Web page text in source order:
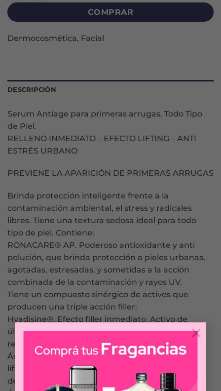
×
COMPRAR
Dermocosmética, Facial
DESCRIPCIÓN
Serum Antiage para primeras arrugas. Todo Tipo
de Piel.
RELLENO INMEDIATO – EFECTO LIFTING – ANTI
ESTRÉS URBANO
PREVIENE LA APARICIÓN DE PRIMERAS ARRUGAS
Brinda protección inteligente frente a la
contaminación ambiental, el stress y radicales
libres. Tiene una textura sedosa ideal para todo
tipo de piel. Contiene:
RONACARE® AP. Poderoso antioxidante y anti
polución, que brinda protección a pieles urbanas,
agotadas, estresadas, y sometidas a la acción
combinada de la contaminación y rayos UV.
Tiene un compuesto sinérgico de activos que
producen una triple acción filler:
Hyadisine®. Efecto filler inmediato. Activo de
última generación biotecnológica que brinda un
relleno inmediato de las arrugas.
Ácido hialurónico de bajo peso molecular. Efecto
lifting sin cirugía. Acción rellenadora y reparadora
de arrugas en las capas más profundas de la piel.